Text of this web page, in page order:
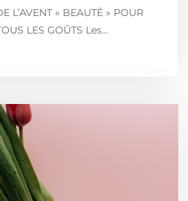
L’AVENT « BEAUTÉ » POUR
LES GOÛTS Les…